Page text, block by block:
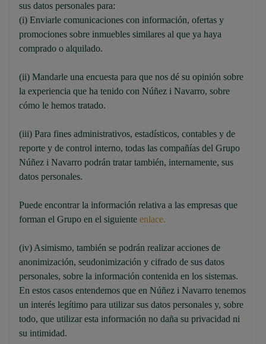
sus datos personales para:
(i) Enviarle comunicaciones con información, ofertas y
promociones sobre inmuebles similares al que ya haya
comprado o alquilado.
(ii) Mandarle una encuesta para que nos dé su opinión sobre
la experiencia que ha tenido con Núñez i Navarro, sobre
cómo le hemos tratado.
(iii) Para fines administrativos, estadísticos, contables y de
reporte y de control interno, todas las compañías del Grupo
Núñez i Navarro podrán tratar también, internamente, sus
datos personales.
Puede encontrar la información relativa a las empresas que
forman el Grupo en el siguiente enlace.
(iv) Asimismo, también se podrán realizar acciones de
anonimización, seudonimización y cifrado de sus datos
personales, sobre la información contenida en los sistemas.
En estos casos entendemos que en Núñez i Navarro tenemos
un interés legítimo para utilizar sus datos personales y, sobre
todo, que utilizar esta información no daña su privacidad ni
su intimidad.